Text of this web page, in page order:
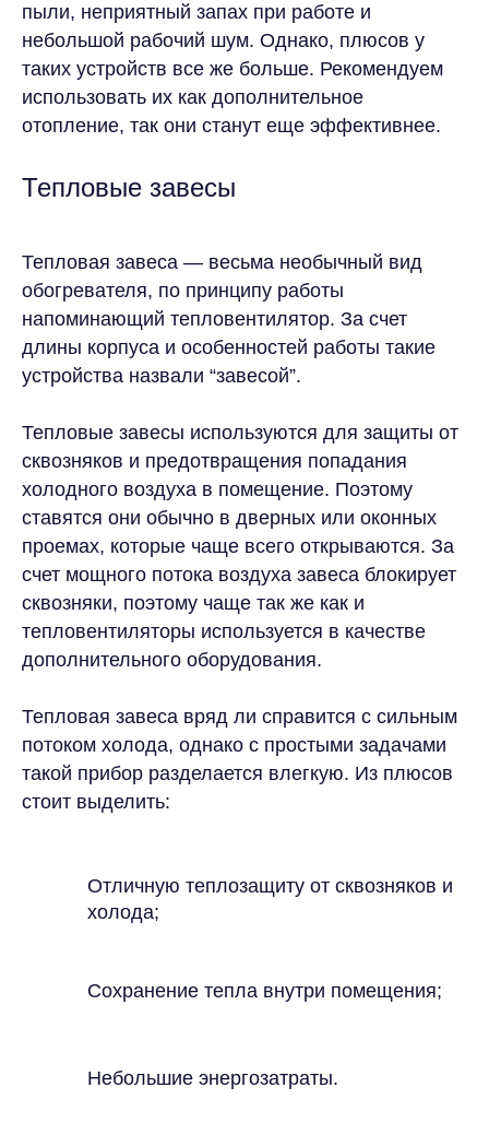
пыли, неприятный запах при работе и
небольшой рабочий шум. Однако, плюсов у
таких устройств все же больше. Рекомендуем
использовать их как дополнительное
отопление, так они станут еще эффективнее.
Тепловые завесы
Тепловая завеса — весьма необычный вид
обогревателя, по принципу работы
напоминающий тепловентилятор. За счет
длины корпуса и особенностей работы такие
устройства назвали “завесой”.
Тепловые завесы используются для защиты от
сквозняков и предотвращения попадания
холодного воздуха в помещение. Поэтому
ставятся они обычно в дверных или оконных
проемах, которые чаще всего открываются. За
счет мощного потока воздуха завеса блокирует
сквозняки, поэтому чаще так же как и
тепловентиляторы используется в качестве
дополнительного оборудования.
Тепловая завеса вряд ли справится с сильным
потоком холода, однако с простыми задачами
такой прибор разделается влегкую. Из плюсов
стоит выделить:
Отличную теплозащиту от сквозняков и
холода;
Сохранение тепла внутри помещения;
Небольшие энергозатраты.